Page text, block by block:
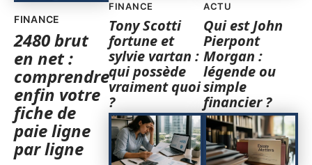
FINANCE
2480 brut
en net :
comprendre
enfin votre
fiche de
paie ligne
par ligne
FINANCE
Tony Scotti
fortune et
sylvie vartan :
qui possède
vraiment quoi
?
ACTU
Qui est John
Pierpont
Morgan :
légende ou
simple
financier ?